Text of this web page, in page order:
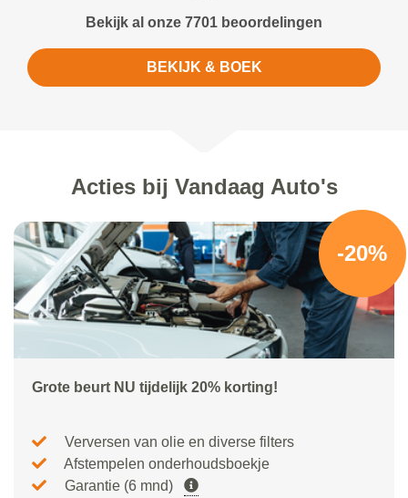
Bekijk al onze 7701 beoordelingen
BEKIJK & BOEK
Acties bij Vandaag Auto's
-20%
Grote beurt NU tijdelijk 20% korting!
Verversen van olie en diverse filters
Afstempelen onderhoudsboekje
Garantie (6 mnd)